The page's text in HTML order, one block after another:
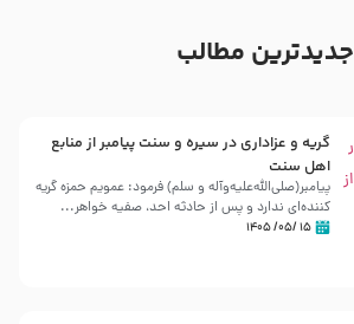
جدیدترین مطالب
گریه و عزاداری در سیره و سنت پیامبر از منابع
اهل سنت
پیامبر(صلی‌الله‌علیه‌وآله و سلم) فرمود: عمویم حمزه گریه
کننده‌ای ندارد و پس از حادثه احد، صفیه خواهر...
۱۵ /۰۵/ ۱۴۰۵